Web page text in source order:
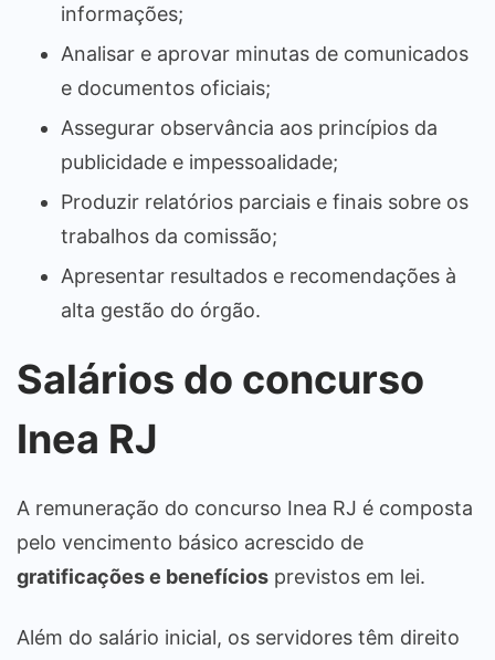
informações;
Analisar e aprovar minutas de comunicados
e documentos oficiais;
Assegurar observância aos princípios da
publicidade e impessoalidade;
Produzir relatórios parciais e finais sobre os
trabalhos da comissão;
Apresentar resultados e recomendações à
alta gestão do órgão.
Salários do concurso
Inea RJ
A remuneração do concurso Inea RJ é composta
pelo vencimento básico acrescido de
gratificações e benefícios previstos em lei.
Além do salário inicial, os servidores têm direito